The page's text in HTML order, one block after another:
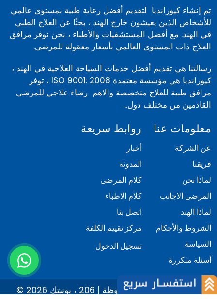
تم إنشاء كيورانديا لتقديم أفضل رعاية طبية بمستوى عالمي
للأشخاص الذين يعيشون خارج الهند ، بحثًا عن العلاج الطبي
في الهند. مع أفضل المستشفيات والأطباء ، نحن نوفر مرافق
العلاج ذات المستوى العالمي بأسعار معقولة للمرضى.
رسالتنا هي تقديم أفضل خدمات السياحة العلاجية في الهند ،
كيورانديا هي مؤسسة معتمدة ISO 9001: 2008 ، توفر
مرافق طبية للعلاج متخصصة والاهم رضاء علاجي للمرضى
القادمين من مختلف دول...
معلومات عنا
عن الشركة
فريقنا
لماذا نحن
المرضى الاجانب
لماذا الهند
الشروط والأحكام
السياسة
أسئلة متكررة
روابط سريعة
أخبار
المدونة
كلام المرضى
كلام الاطباء
اتصل بنا
مركز تقييم الكلفة
تسجيل الدخول
© 2026 كيور انديا. كل الحقوق محفوظة | 206 ، يونيتك